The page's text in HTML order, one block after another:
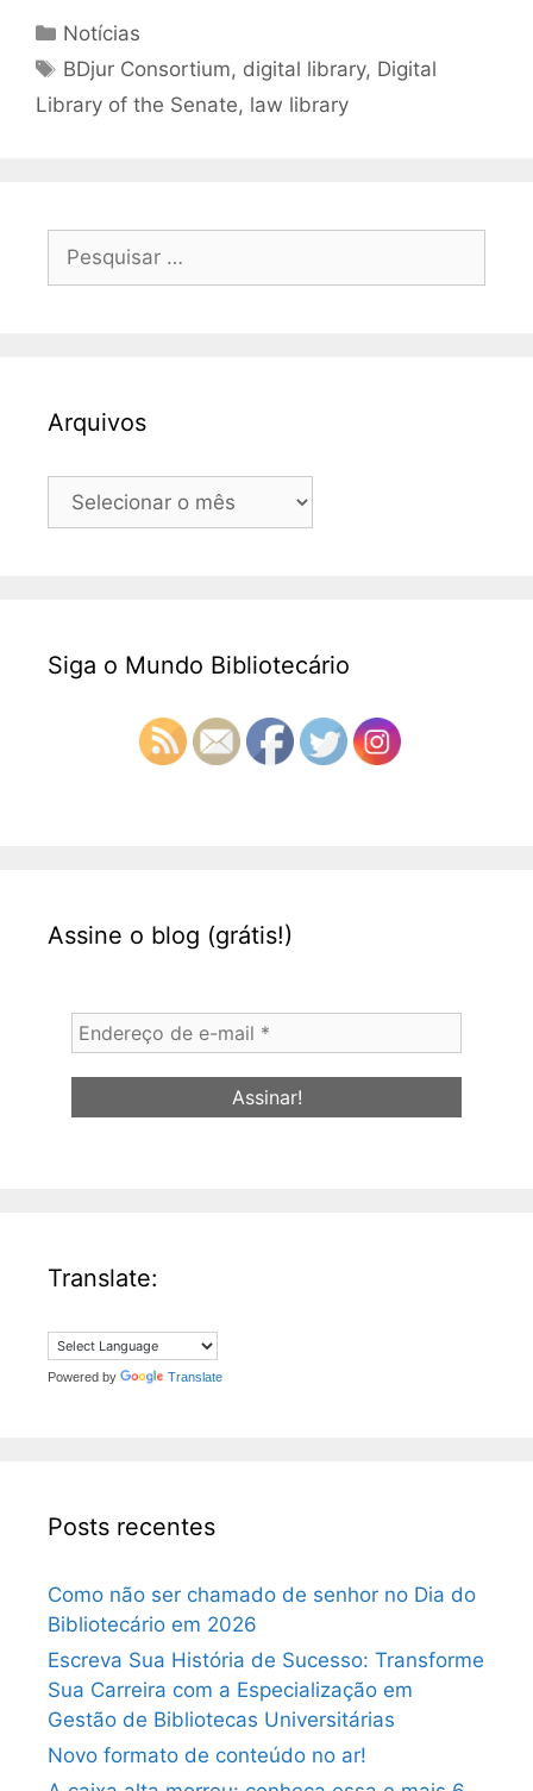
Categorias
Notícias
Tags
BDjur Consortium, digital library, Digital
Library of the Senate, law library
por:
Arquivos
Arquivos
Siga o Mundo Bibliotecário
Assine o blog (grátis!)
Endereço
de
e-
Translate:
Powered by Translate
Posts recentes
Como não ser chamado de senhor no Dia do
Bibliotecário em 2026
Escreva Sua História de Sucesso: Transforme
Sua Carreira com a Especialização em
Gestão de Bibliotecas Universitárias
Novo formato de conteúdo no ar!